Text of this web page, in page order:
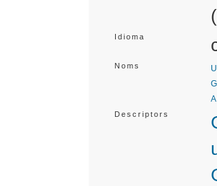
Idioma
Noms
Descriptors